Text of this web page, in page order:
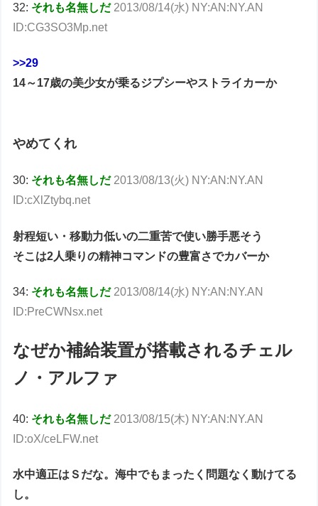
32: それも名無しだ 2013/08/14(水) NY:AN:NY.AN
ID:CG3SO3Mp.net
>>29
14～17歳の美少女が乗るジプシーやストライカーか
やめてくれ
30: それも名無しだ 2013/08/13(火) NY:AN:NY.AN
ID:cXlZtybq.net
射程短い・移動力低いの二重苦で使い勝手悪そう
そこは2人乗りの精神コマンドの豊富さでカバーか
34: それも名無しだ 2013/08/14(水) NY:AN:NY.AN
ID:PreCWNsx.net
なぜか補給装置が搭載されるチェル
ノ・アルファ
40: それも名無しだ 2013/08/15(木) NY:AN:NY.AN
ID:oX/ceLFW.net
水中適正はＳだな。海中でもまったく問題なく動けてる
し。